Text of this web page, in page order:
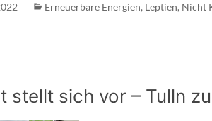
Erneuerbare Energien, Leptien, Nicht
stellt sich vor – Tulln